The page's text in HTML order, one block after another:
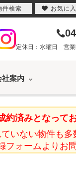
定休日：水曜日 営
社案内
約済みとなってお
いない物件も多
フォームよりお
件検索 お気に